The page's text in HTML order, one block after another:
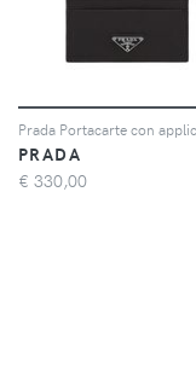
PRADA
€ 330,00